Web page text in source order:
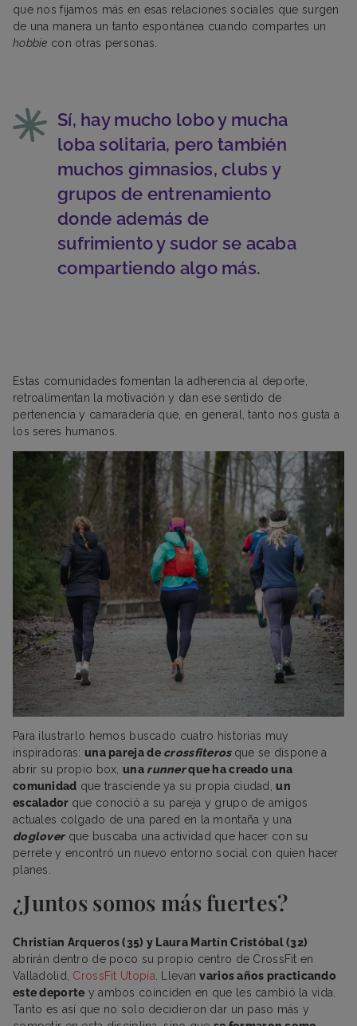
que nos fijamos más en esas relaciones sociales que surgen
de una manera un tanto espontánea cuando compartes un
hobbie con otras personas.
Sí, hay mucho lobo y mucha
loba solitaria, pero también
muchos gimnasios, clubs y
grupos de entrenamiento
donde además de
sufrimiento y sudor se acaba
compartiendo algo más.
Estas comunidades fomentan la adherencia al deporte,
retroalimentan la motivación y dan ese sentido de
pertenencia y camaradería que, en general, tanto nos gusta a
los seres humanos.
Para ilustrarlo hemos buscado cuatro historias muy
inspiradoras:una pareja de crossfiteros que se dispone a
abrir su propio box,una runnerque ha creado una
comunidad que trasciende ya su propia ciudad,un
escalador que conoció a su pareja y grupo de amigos
actuales colgado de una pared en la montaña y una
dogloverque buscaba una actividad que hacer con su
perrete y encontró un nuevo entorno social con quien hacer
planes.
¿Juntos somos más fuertes?
Christian Arqueros (35) y Laura Martín Cristóbal (32)
abrirán dentro de poco su propio centro de CrossFit en
Valladolid, CrossFit Utopía . Llevanvarios años practicando
este deporte y ambos coinciden en que les cambió la vida.
Tanto es así que no solo decidieron dar un paso más y